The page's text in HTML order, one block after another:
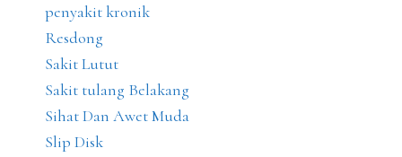
penyakit kronik
Resdong
Sakit Lutut
Sakit tulang Belakang
Sihat Dan Awet Muda
Slip Disk